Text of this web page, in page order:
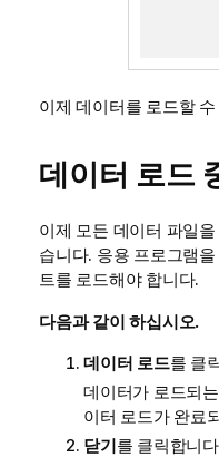
이제 데이터를 로드할
데이터 로드
이제 모든 데이터 파일
습니다. 응용 프로그램
트를 로드해야 합니다.
다음과 같이 하십시오.
데이터 로드를 클
데이터가 로드되
이터 로드가 완료
닫기를 클릭합니